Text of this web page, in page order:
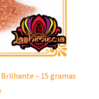
– 15 gramas